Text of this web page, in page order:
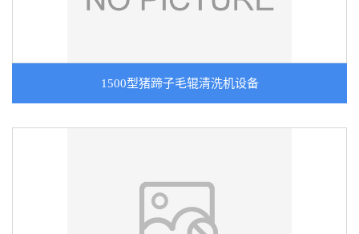
1500型猪蹄子毛辊清洗机设备